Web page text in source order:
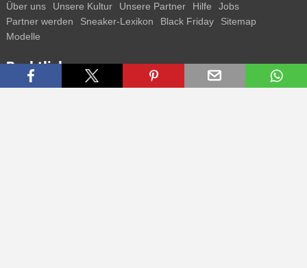
Über uns Unsere Kultur Unsere Partner Hilfe
Jobs
Partner werden
Sneaker-Lexikon Black Friday
Sitemap
Modelle
Rechtliches
AGB Datenschutz Impressum Kontakt